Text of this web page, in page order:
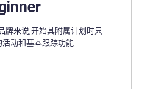
牌来说,开始其附属计划时只
动和基本跟踪功能